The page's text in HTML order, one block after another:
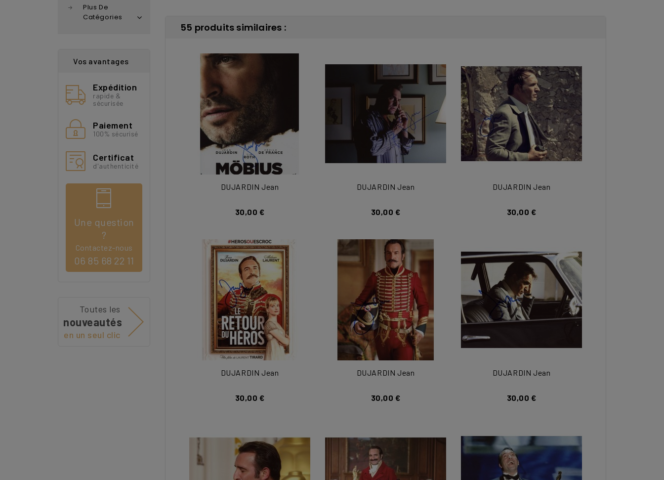
Plus De
Catégories
Vos avantages
Expédition
rapide &
sécurisée
Paiement
100% sécurisé
Certificat
d'authenticité
Une question
?
Contactez-nous
06 85 68 22 11
Toutes les
nouveautés
en un seul clic
55 produits similaires :
DUJARDIN Jean
30,00 €
DUJARDIN Jean
30,00 €
DUJARDIN Jean
30,00 €
DUJARDIN Jean
30,00 €
DUJARDIN Jean
30,00 €
DUJARDIN Jean
30,00 €